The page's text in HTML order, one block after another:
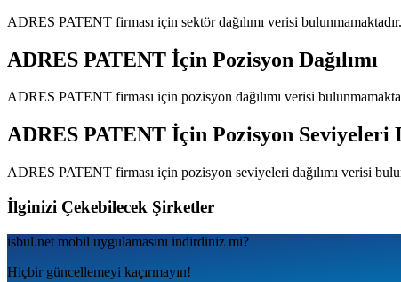
ADRES PATENT firması için sektör dağılımı verisi bulunmamaktadır.
ADRES PATENT İçin Pozisyon Dağılımı
ADRES PATENT firması için pozisyon dağılımı verisi
ADRES PATENT İçin Pozisyon Seviyeleri
ADRES PATENT firması için pozisyon seviyeleri dağılımı verisi
İlginizi Çekebilecek Şirketler
isbul.net mobil uygulamаsını indirdiniz mi?
Hiçbir güncellemeyi kaçırmayın!